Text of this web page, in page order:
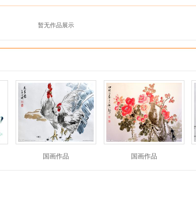
暂无作品展示
国画作品 国画作品